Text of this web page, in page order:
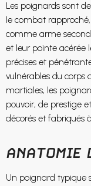
Les poignards sont
le combat
comme arme
et leur pointe acérée
précises et
vulnérables du corps
martiales, les
pouvoir, de prestige
décorés et fabriqués
ANATOMIE
Un poignard typique